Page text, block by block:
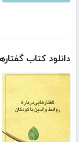
دانلود کتاب